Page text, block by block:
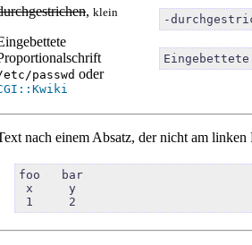
, klein
passwd oder
-
nach einem Absatz, der nicht am
foo   bar
x     y
1     2